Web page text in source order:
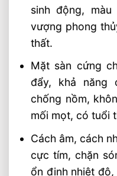
sinh động,
vượng phong
thất.
Mặt sàn cứng
đẩy, khả năng
chống nồm,
mối mọt, có tuổi
Cách âm, cách
cực tím, chặn
ổn định nhiệt độ,